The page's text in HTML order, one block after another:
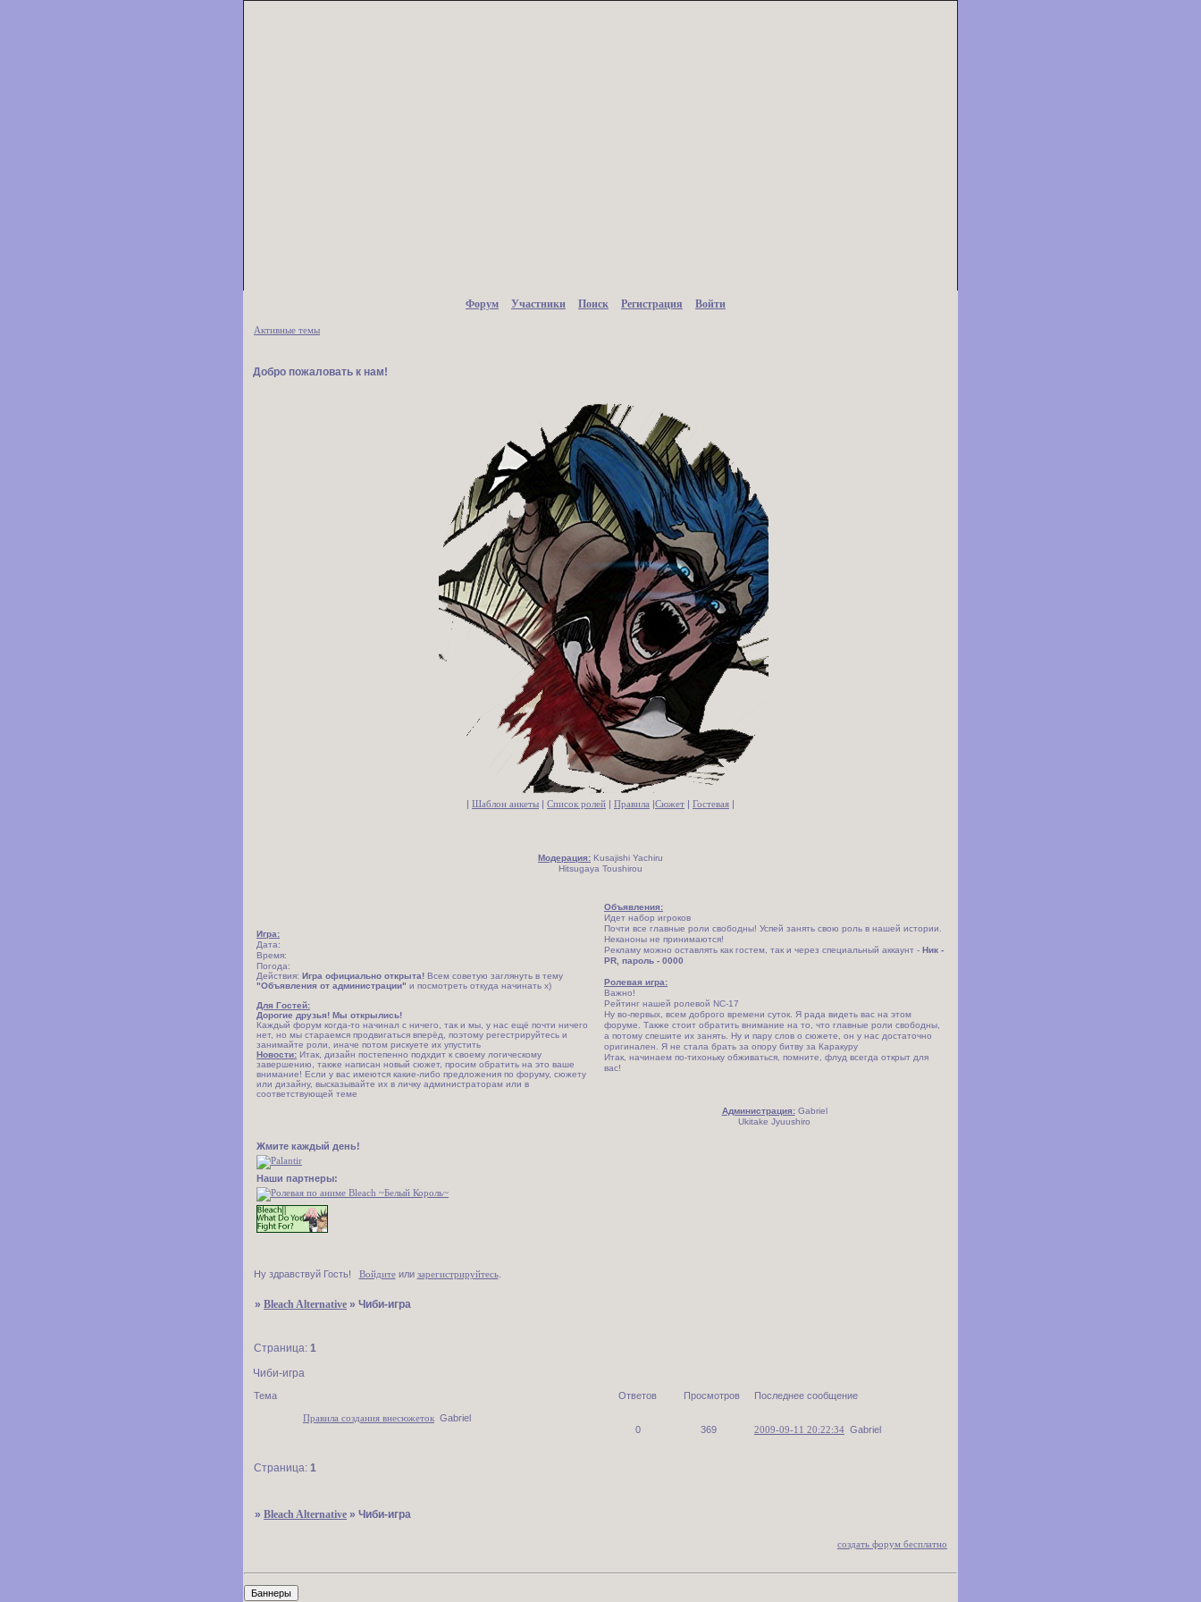
Форум Участники Поиск Регистрация Войти
Активные темы
Добро пожаловать к нам!
Шаблон анкеты Список ролей Правила Сюжет Гостевая
Модерация: Kusajishi Yachiru
Hitsugaya Toushirou
Игра:
Дата:
Время:
Погода:
Действия: Игра официально открыта! Всем советую заглянуть в тему
"Объявления от администрации" и посмотреть откуда начинать х)
Для Гостей:
Дорогие друзья! Мы открылись!
Каждый форум когда-то начинал с ничего, так и мы, у нас ещё почти ничего
нет, но мы стараемся продвигаться вперёд, поэтому регестрируйтесь и
занимайте роли, иначе потом рискуете их упустить
Новости: Итак, дизайн постепенно подхдит к своему логическому
завершению, также написан новый сюжет, просим обратить на это ваше
внимание! Если у вас имеются какие-либо предложения по форуму, сюжету
или дизайну, высказывайте их в личку администраторам или в
соответствующей теме
Объявления:
Идет набор игроков
Почти все главные роли свободны! Успей занять свою роль в нашей истории.
Неканоны не принимаются!
Рекламу можно оставлять как гостем, так и через специальный аккаунт - Ник -
PR, пароль - 0000
Ролевая игра:
Важно!
Рейтинг нашей ролевой NC-17
Ну во-первых, всем доброго времени суток. Я рада видеть вас на этом
форуме. Также стоит обратить внимание на то, что главные роли свободны,
а потому спешите их занять. Ну и пару слов о сюжете, он у нас достаточно
оригинален. Я не стала брать за опору битву за Каракуру
Итак, начинаем по-тихоньку обживаться, помните, флуд всегда открыт для
вас!
Администрация:Gabriel
Ukitake Jyuushiro
Жмите каждый день!
Наши партнеры:
Ну здравствуй Гость! Войдитеили зарегистрируйтесь.
»Bleach Alternative »Чиби-игра
Чиби-игра
Страница:1
Тема Ответов Просмотров Последнее сообщение
Правила создания внесюжеток Gabriel
0
369 2009-09-11 20:22:34 Gabriel
Страница: 1
»Bleach Alternative »Чиби-игра
создать форум бесплатно